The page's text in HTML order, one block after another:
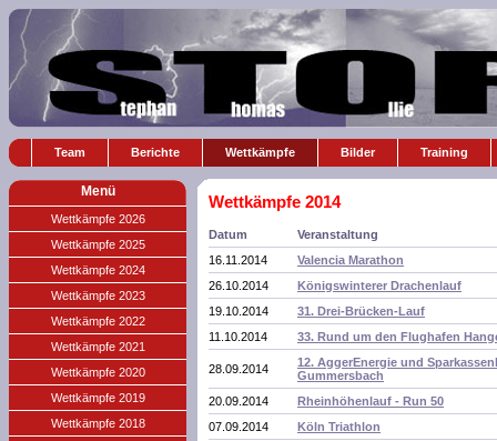
Team Berichte Wettkämpfe Bilder Training
Menü
Wettkämpfe 2026
Wettkämpfe 2025
Wettkämpfe 2024
Wettkämpfe 2023
Wettkämpfe 2022
Wettkämpfe 2021
Wettkämpfe 2020
Wettkämpfe 2019
Wettkämpfe 2018
Wettkämpfe 2014
Datum
Veranstaltung
16.11.2014
Valencia Marathon
26.10.2014
Königswinterer Drachenlauf
19.10.2014
31. Drei-Brücken-Lauf
11.10.2014
33. Rund um den Flughafen
28.09.2014
12. AggerEnergie und
Gummersbach
20.09.2014
Rheinhöhenlauf - Run 50
07.09.2014
Köln Triathlon